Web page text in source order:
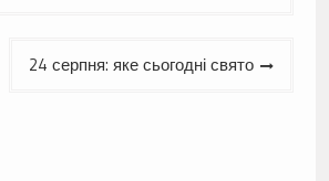
24 серпня: яке сьогодні свято